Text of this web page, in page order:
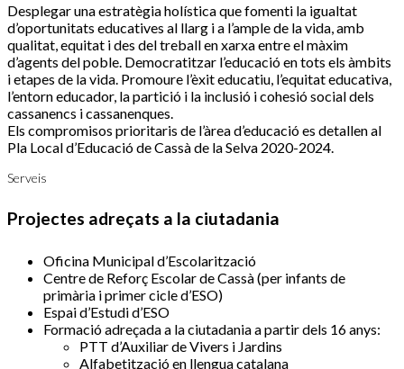
Desplegar una estratègia holística que fomenti la igualtat
d’oportunitats educatives al llarg i a l’ample de la vida, amb
qualitat, equitat i des del treball en xarxa entre el màxim
d’agents del poble. Democratitzar l’educació en tots els àmbits
i etapes de la vida. Promoure l’èxit educatiu, l’equitat educativa,
l’entorn educador, la partició i la inclusió i cohesió social dels
cassanencs i cassanenques.
Els compromisos prioritaris de l’àrea d’educació es detallen al
Pla Local d’Educació de Cassà de la Selva 2020-2024.
Serveis
Projectes adreçats a la ciutadania
Oficina Municipal d’Escolarització
Centre de Reforç Escolar de Cassà (per infants de
primària i primer cicle d’ESO)
Espai d’Estudi d’ESO
Formació adreçada a la ciutadania a partir dels 16 anys:
PTT d’Auxiliar de Vivers i Jardins
Alfabetització en llengua catalana